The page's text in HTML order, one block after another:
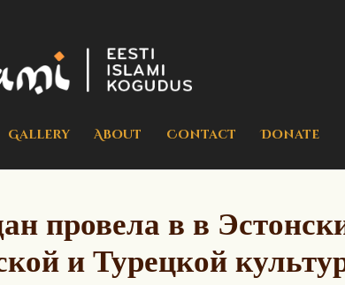
Gallery About Contact Donate
провела в в
и Турецкой
islami.ee
Eesti Islami Kogudus